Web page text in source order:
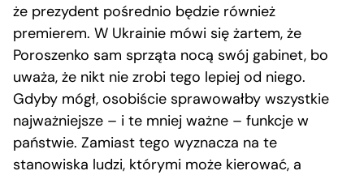
że prezydent pośrednio będzie również
premierem. W Ukrainie mówi się żartem, że
Poroszenko sam sprząta nocą swój gabinet, bo
uważa, że nikt nie zrobi tego lepiej od niego.
Gdyby mógł, osobiście sprawowałby wszystkie
najważniejsze – i te mniej ważne – funkcje w
państwie. Zamiast tego wyznacza na te
stanowiska ludzi, którymi może kierować, a